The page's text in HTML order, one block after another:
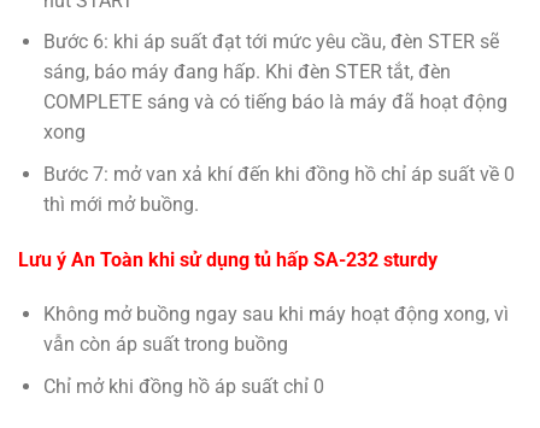
Bước 6: khi áp suất đạt tới mức yêu cầu, đèn STER sẽ
sáng, báo máy đang hấp. Khi đèn STER tắt, đèn
COMPLETE sáng và có tiếng báo là máy đã hoạt động
xong
Bước 7: mở van xả khí đến khi đồng hồ chỉ áp suất về 0
thì mới mở buồng.
Lưu ý An Toàn khi sử dụng tủ hấp SA-232 sturdy
Không mở buồng ngay sau khi máy hoạt động xong, vì
vẫn còn áp suất trong buồng
Chỉ mở khi đồng hồ áp suất chỉ 0